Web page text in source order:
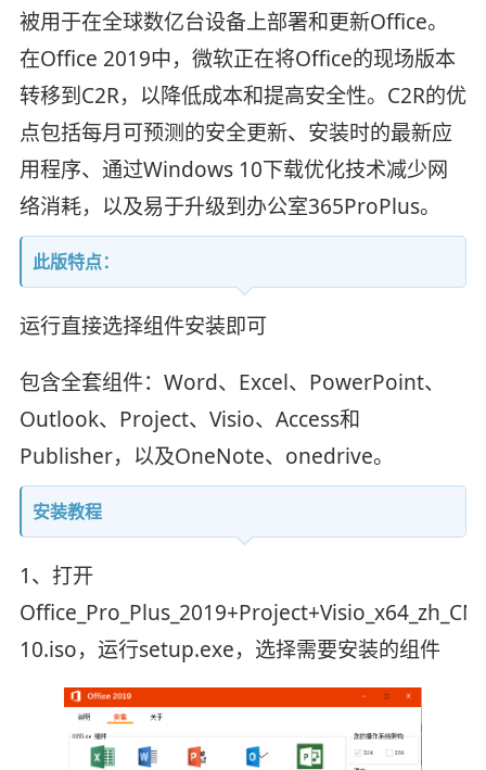
被用于在全球数亿台设备上部署和更新Office。
在Office 2019中，微软正在将Office的现场版本
转移到C2R，以降低成本和提高安全性。C2R的优
点包括每月可预测的安全更新、安装时的最新应
用程序、通过Windows 10下载优化技术减少网
络消耗，以及易于升级到办公室365ProPlus。
此版特点：
运行直接选择组件安装即可
包含全套组件：Word、Excel、PowerPoint、
Outlook、Project、Visio、Access和
Publisher，以及OneNote、onedrive。
安装教程
1、打开
10.iso，运行setup.exe，选择需要安装的组件